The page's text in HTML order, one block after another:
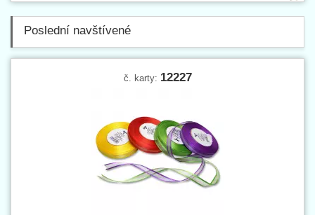
Poslední navštívené
č. karty: 12227